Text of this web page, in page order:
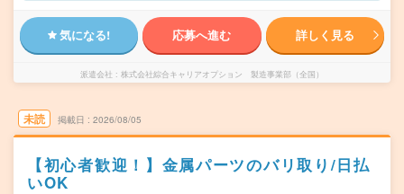
気になる! 応募へ進む 詳しく見る
派遣会社 株式会社綜合キャリアオプション 製造事業部（全国）
未読 掲載日 2026/08/05
【初心者歓迎！】金属パーツのバリ取り/日払
いOK